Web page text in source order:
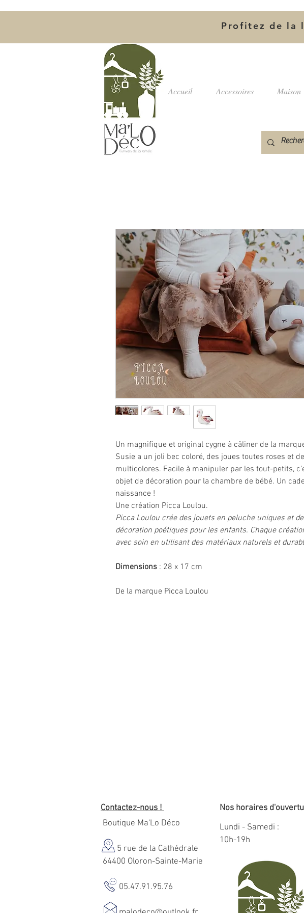
Profitez de la
Accueil Accessoires Maison
Un magnifique et original cygne à câliner de la
Susie a un joli bec coloré, des joues toutes roses et
multicolores. Facile à manipuler par les tout-petits,
objet de décoration pour la chambre de bébé. Un
naissance !
Une création Picca Loulou.
Picca Loulou crée des jouets en peluche uniques et
décoration poétiques pour les enfants. Chaque
avec soin en utilisant des matériaux naturels et
Dimensions : 28 x 17 cm
De la marque Picca Loulou
Contactez-nous !
Boutique Ma'Lo Déco
5 rue de la Cathédrale
64400 Oloron-Sainte-Marie
05.47.91.95.76
Nos horaires
Lundi - Samedi :
10h-19h